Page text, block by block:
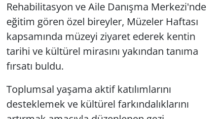
Rehabilitasyon ve Aile Danışma Merkezi'nde
eğitim gören özel bireyler, Müzeler Haftası
kapsamında müzeyi ziyaret ederek kentin
tarihi ve kültürel mirasını yakından tanıma
fırsatı buldu.
Toplumsal yaşama aktif katılımlarını
desteklemek ve kültürel farkındalıklarını